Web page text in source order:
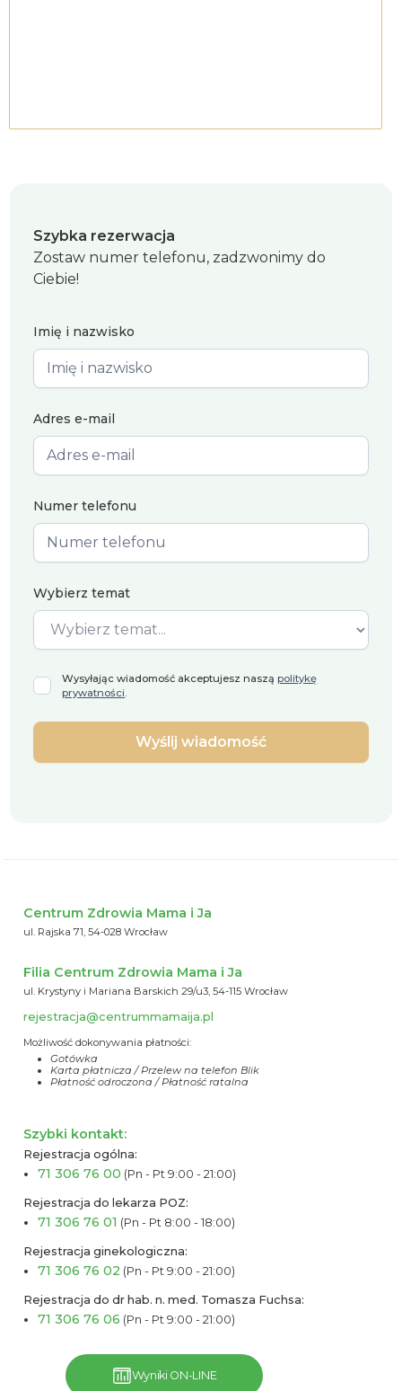
Szybka rezerwacja
Zostaw numer telefonu, zadzwonimy do
Ciebie!
Imię i nazwisko
Adres e-mail
Numer telefonu
Wybierz temat
Wysyłając wiadomość akceptujesz nasząpolitykę
prywatności.
Centrum Zdrowia Mama i Ja
ul. Rajska 71, 54-028 Wrocław
Filia Centrum Zdrowia Mama i Ja
ul. Krystyny i Mariana Barskich 29/u3, 54-115 Wrocław
rejestracja@centrummamaija.pl
Możliwość dokonywania płatności:
Gotówka
Karta płatnicza / Przelew na telefon Blik
Płatność odroczona / Płatność ratalna
Szybki kontakt:
Rejestracja ogólna:
71 306 76 00 (Pn - Pt 9:00 - 21:00)
Rejestracja do lekarza POZ:
71 306 76 01 (Pn - Pt 8:00 - 18:00)
Rejestracja ginekologiczna:
71 306 76 02 (Pn - Pt 9:00 - 21:00)
Rejestracja do dr hab. n. med. Tomasza Fuchsa:
71 306 76 06 (Pn - Pt 9:00 - 21:00)
Wyniki ON-LINE